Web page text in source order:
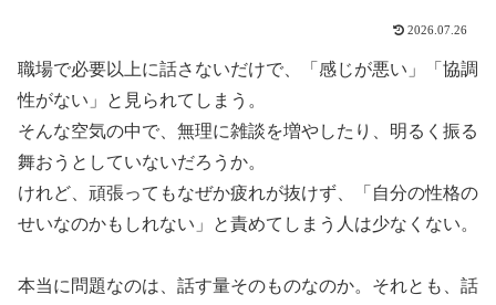
2026.07.26
職場で必要以上に話さないだけで、「感じが悪い」「協調
性がない」と見られてしまう。
そんな空気の中で、無理に雑談を増やしたり、明るく振る
舞おうとしていないだろうか。
けれど、頑張ってもなぜか疲れが抜けず、「自分の性格の
せいなのかもしれない」と責めてしまう人は少なくない。
本当に問題なのは、話す量そのものなのか。それとも、話